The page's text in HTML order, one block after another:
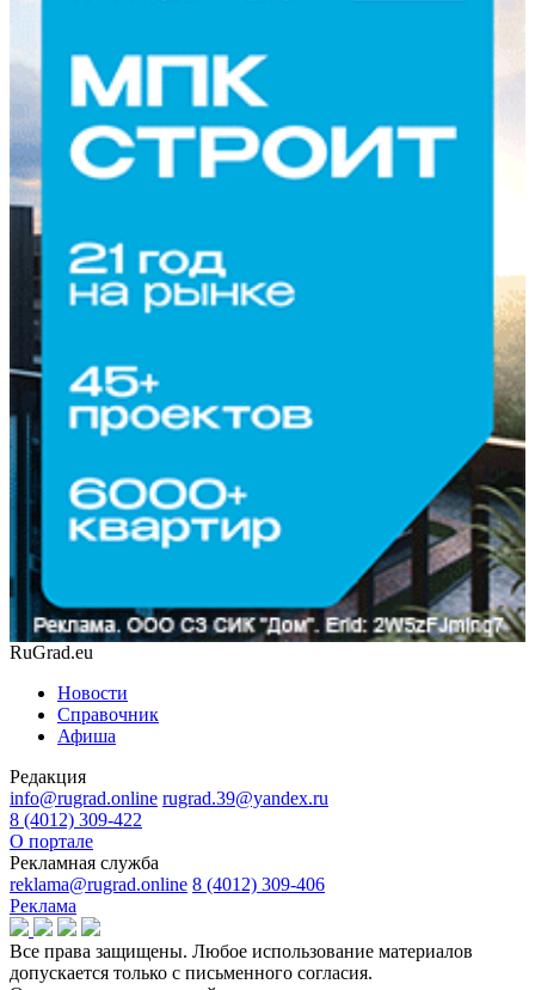
RuGrad.eu
Новости
Справочник
Афиша
Редакция
info@rugrad.online rugrad.39@yandex.ru
8 (4012) 309-422
О портале
Рекламная служба
reklama@rugrad.online 8 (4012) 309-406
Реклама
Все права защищены. Любое использование материалов
допускается только с письменного согласия.